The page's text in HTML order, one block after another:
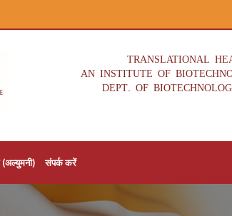
TRANSLATIONAL
AN INSTITUTE OF
DEPT. OF
(अल्युमनी) संपर्क करें